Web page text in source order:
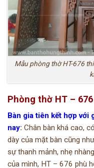
Mẫu phòng thờ HT-676
Phòng thờ HT –
Bàn gia tiên kết hợp với
nay: Chân bàn khá cao,
dày của mặt bàn cũng
sự thanh mảnh, nhẹ
của mình, HT – 676 phù